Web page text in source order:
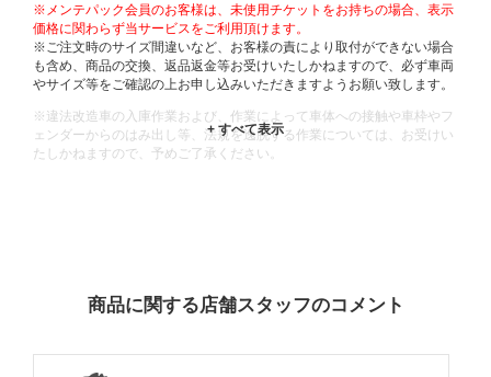
※メンテパック会員のお客様は、未使用チケットをお持ちの場合、表示
価格に関わらず当サービスをご利用頂けます。
※ご注文時のサイズ間違いなど、お客様の責により取付ができない場合
も含め、商品の交換、返品返金等お受けいたしかねますので、必ず車両
やサイズ等をご確認の上お申し込みいただきますようお願い致します。
※違法改造車の入庫作業および、作業によって車体への接触や車枠やフ
ェンダーからのはみ出し等、法規を逸脱する作業については、お受けい
たしかねますので、予めご了承ください。
商品に関する店舗スタッフのコメント